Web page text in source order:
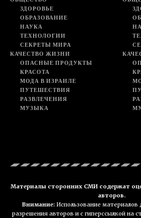
ЗДОРОВЬЕ
ОБРАЗОВАНИЕ
НАУКА
ТЕХНОЛОГИИ
СЕКРЕТЫ МИРА
КАЧЕСТВО ЖИЗНИ
ОПАСНЫЕ ПРОДУКТЫ
КРАСОТА
МОДА В ИЗРАИЛЕ
ПУТЕШЕСТВИЯ
РАЗВЛЕЧЕНИЯ
МУЗЫКА
Материалы сторонних СМИ содержат
авторов.
Внимание: Использование материалов
разрешения авторов и с гиперссылкой на